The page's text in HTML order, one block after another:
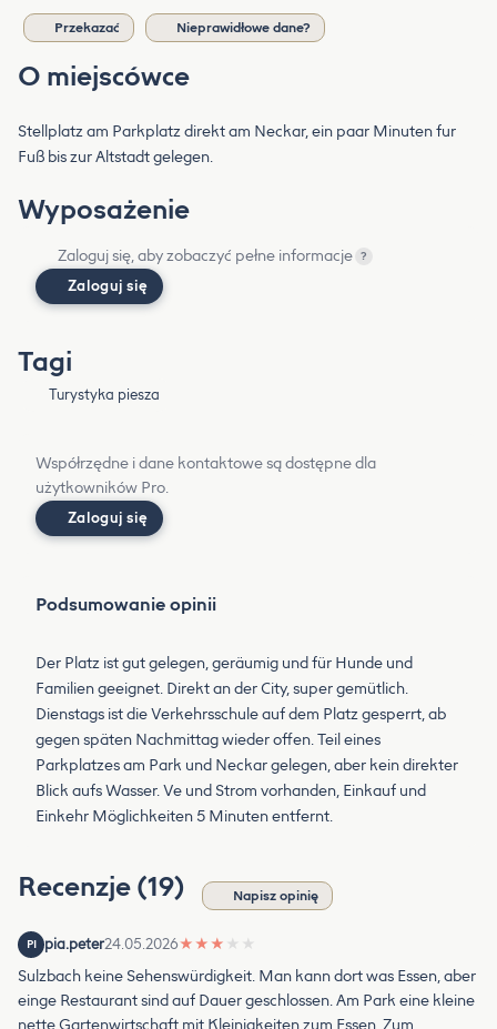
Przekazać Nieprawidłowe dane?
O miejscówce
Stellplatz am Parkplatz direkt am Neckar, ein paar Minuten fur
Fuß bis zur Altstadt gelegen.
Wyposażenie
Zaloguj się, aby zobaczyć pełne informacje ?
Zaloguj się
Tagi
Turystyka piesza
Współrzędne i dane kontaktowe są dostępne dla
użytkowników Pro.
Zaloguj się
Podsumowanie opinii
Der Platz ist gut gelegen, geräumig und für Hunde und
Familien geeignet. Direkt an der City, super gemütlich.
Dienstags ist die Verkehrsschule auf dem Platz gesperrt, ab
gegen späten Nachmittag wieder offen. Teil eines
Parkplatzes am Park und Neckar gelegen, aber kein direkter
Blick aufs Wasser. Ve und Strom vorhanden, Einkauf und
Einkehr Möglichkeiten 5 Minuten entfernt.
Recenzje (19) Napisz opinię
PI pia.peter24.05.2026★ ★ ★ ★ ★
Sulzbach keine Sehenswürdigkeit. Man kann dort was Essen, aber
einge Restaurant sind auf Dauer geschlossen. Am Park eine kleine
nette Gartenwirtschaft mit Kleinigkeiten zum Essen. Zum